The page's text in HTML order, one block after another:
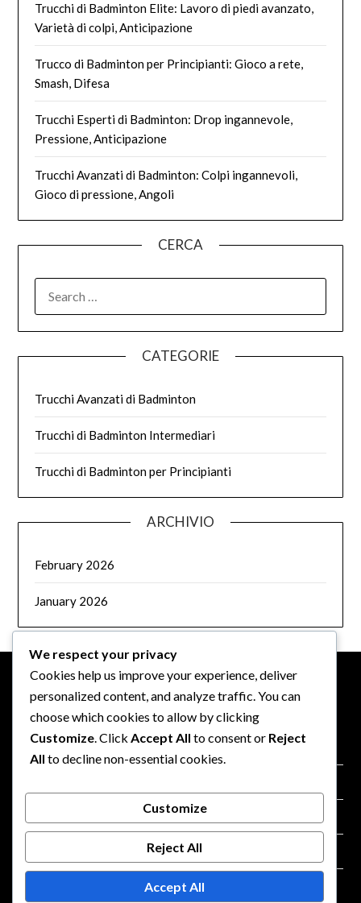
Trucchi di Badminton Elite: Lavoro di piedi avanzato,
Varietà di colpi, Anticipazione
Trucco di Badminton per Principianti: Gioco a rete,
Smash, Difesa
Trucchi Esperti di Badminton: Drop ingannevole,
Pressione, Anticipazione
Trucchi Avanzati di Badminton: Colpi ingannevoli,
Gioco di pressione, Angoli
CERCA
FOR:
CATEGORIE
Trucchi Avanzati di Badminton
Trucchi di Badminton Intermediari
Trucchi di Badminton per Principianti
ARCHIVIO
February 2026
January 2026
NOTE LEGALI
Preferenze sui cookie
Politica di protezione dei dati
We respect your privacy
Cookies help us improve your experience, deliver
personalized content, and analyze traffic. You can
choose which cookies to allow by clicking
Customize . Click Accept All to consent or Reject
All to decline non-essential cookies.
Customize
Reject All
Accept All